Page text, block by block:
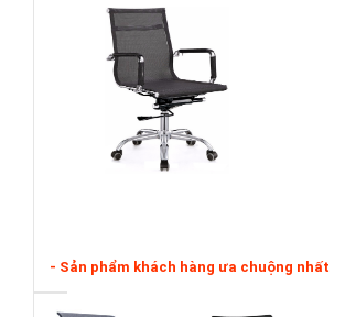
- Sản phẩm khách hàng ưa chuộng nhất